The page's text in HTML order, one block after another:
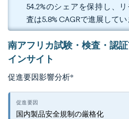
54.2%のシェアを保持し、
査は5.8% CAGRで進展してい
南アフリカ試験・検査・認
インサイト
促進要因影響分析*
国内製品安全規制の厳格化